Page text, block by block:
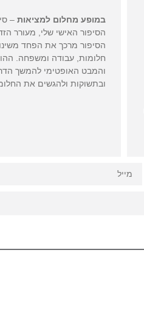
במופע מחלום למציאות –
הסיפור האישי שלי, מעורר
הסיפור מרכך את הפחד
חלומות, עבודה ומשפחה.
והמבט האופטימי להמשך
ובתשוקות ולהגשים את